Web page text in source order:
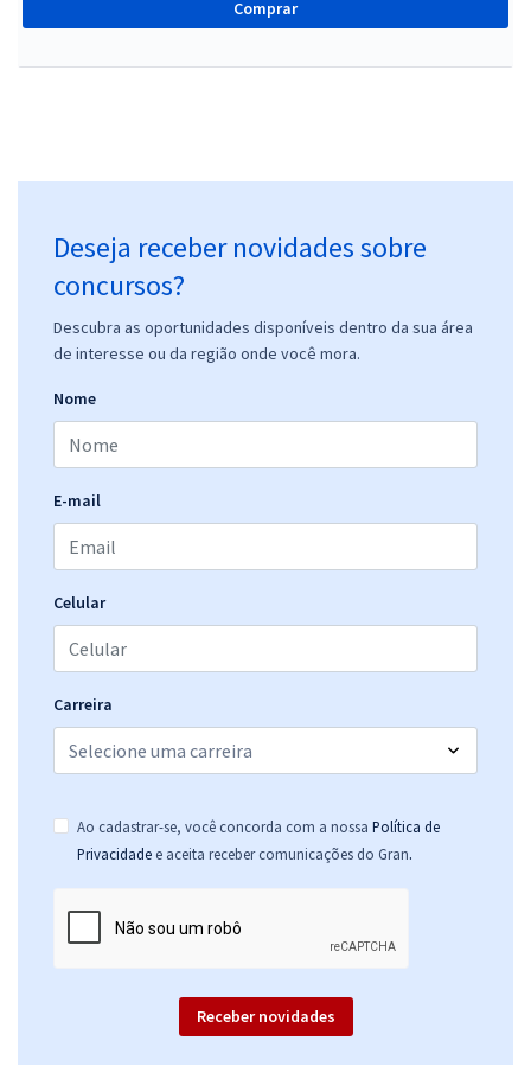
Comprar
Deseja receber novidades sobre
concursos?
Descubra as oportunidades disponíveis dentro da sua área
de interesse ou da região onde você mora.
Nome
E-mail
Celular
Carreira
Ao cadastrar-se, você concorda com a nossa Política de
Privacidade e aceita receber comunicações do Gran.
Receber novidades